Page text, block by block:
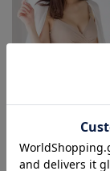
初夏の快適インナー特